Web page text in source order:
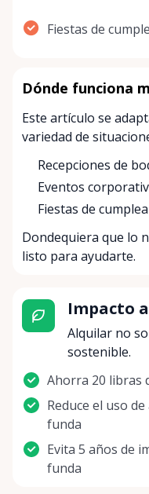
Fiestas de
Dónde funciona
Este artículo se
variedad de
Recepciones de
Eventos
Fiestas de
Dondequiera que lo
listo para ayudarte.
Impacto
Alquilar no
sostenible.
Ahorra 20 libras
Reduce el uso
funda
Evita 5 años de
funda